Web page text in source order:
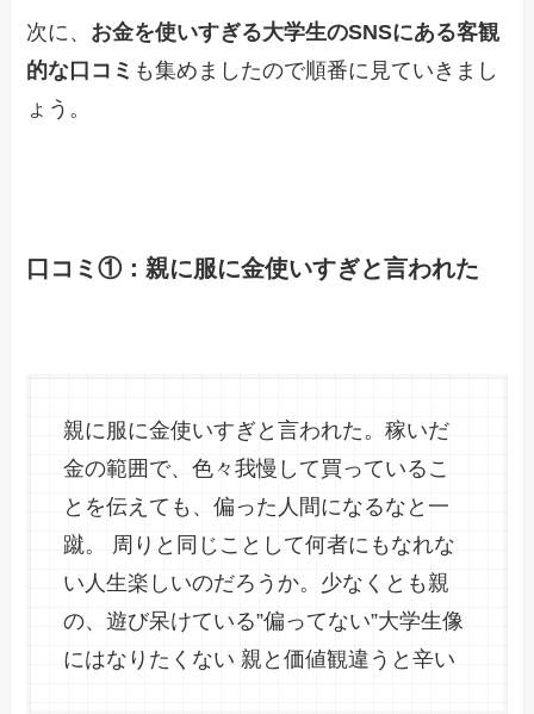
次に、 お金を使いすぎる大学生のSNSにある客観
的な口コミ も集めましたので順番に見ていきまし
ょう。
口コミ①：親に服に金使いすぎと言われた
親に服に金使いすぎと言われた。稼いだ
金の範囲で、色々我慢して買っているこ
とを伝えても、偏った人間になるなと一
蹴。 周りと同じことして何者にもなれな
い人生楽しいのだろうか。少なくとも親
の、遊び呆けている”偏ってない”大学生像
にはなりたくない 親と価値観違うと辛い